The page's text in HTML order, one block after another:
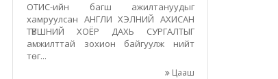
ОТИС-ийн багш ажилтануудыг
хамруулсан АНГЛИ ХЭЛНИЙ АХИСАН
ТҮВШНИЙ ХОЁР ДАХЬ СУРГАЛТЫГ
амжилттай зохион байгуулж нийт
төг...
Цааш